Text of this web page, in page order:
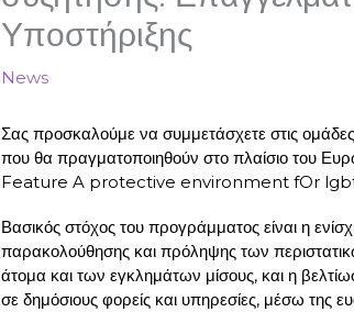
Υποστήριξης
News
Σας προσκαλούμε να συμμετάσχετε στις
που θα πραγματοποιηθούν στο πλαίσιο του
Feature A protective environment fOr
Βασικός στόχος του προγράμματος είναι η
παρακολούθησης και πρόληψης των
άτομα και των εγκλημάτων μίσους, και η
σε δημόσιους φορείς και υπηρεσίες, μέσω της